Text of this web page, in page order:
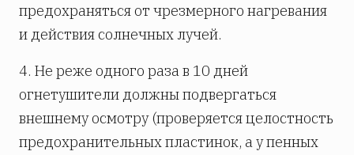
предохраняться от чрезмерного нагревания
и действия солнечных лучей.
4. Не реже одного раза в 10 дней
огнетушители должны подвергаться
внешнему осмотру (проверяется целостность
предохранительных пластинок, а у пенных